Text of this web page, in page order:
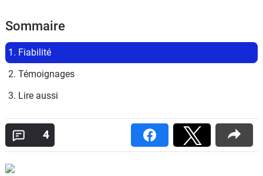
Sommaire
1. Fiabilité
2. Témoignages
3. Lire aussi
4